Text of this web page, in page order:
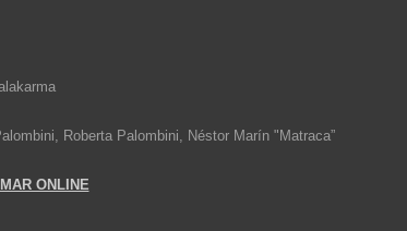
Roberta Palombini, Néstor Marín "Matraca”
ONLINE